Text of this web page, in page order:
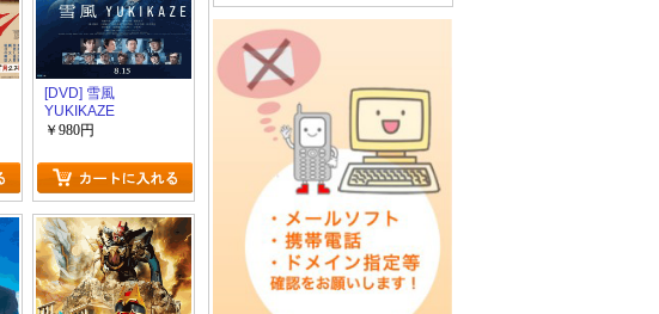
[DVD] 雪風
YUKIKAZE
￥980円